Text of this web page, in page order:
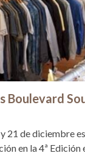
Boulevard
21 de diciembre
en la 4ª